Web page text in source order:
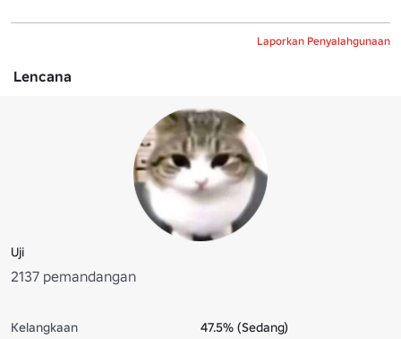
Laporkan Penyalahgunaan
Lencana
Uji
2137 pemandangan
Kelangkaan
47.5% (Sedang)